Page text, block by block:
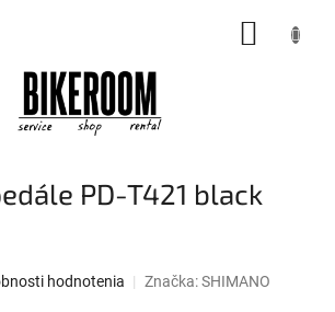
PD-T421 black
hodnotenia Značka:SHIMANO